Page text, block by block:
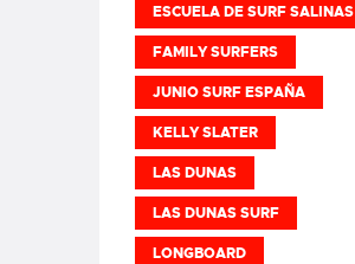
ESCUELA DE SURF SALINAS
FAMILY SURFERS
JUNIO SURF ESPAÑA
KELLY SLATER
LAS DUNAS
LAS DUNAS SURF
LONGBOARD